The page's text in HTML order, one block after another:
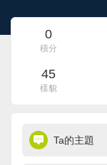
0
積分
45
樣貌
Ta的主題